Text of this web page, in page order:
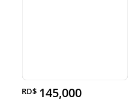
RD$ 145,000